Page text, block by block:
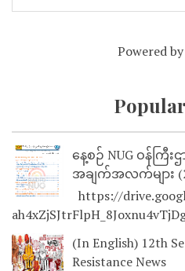
Powered by
နေ့စဉ် NUG ဝန်ကြီ
အချက်အလက်များ
https://
(In English) 12th
Resistance News